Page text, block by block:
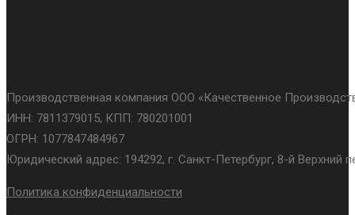
Производственная компания ООО «Качественное
ИНН: 7811379015, КПП: 780201001
ОГРН: 1077847484967
Юридический адрес: 194292, г. Санкт-Петербург, 8-й Верхний
Политика конфиденциальности